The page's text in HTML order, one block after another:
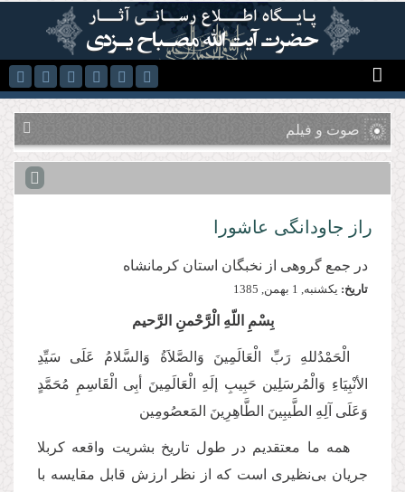
رفتن به محتوای اصلی
صوت و فیلم
راز جاودانگی عاشورا
در جمع گروهی از نخبگان استان كرمانشاه
تاریخ: يكشنبه, 1 بهمن, 1385
بِسْمِ اللّهِ الْرَّحْمنِ الرَّحیم
الْحَمْدُللهِ رَبِّ الْعَالَمِینَ وَالصَّلاَةُ وَالسَّلامُ عَلَی سَیِّدِ
الأنْبِیَاءِ وَالْمُرسَلِین حَبِیبِ إلَهِ الْعَالَمِینَ أبِی الْقَاسِمِ مُحَمَّدٍ
وَعَلَی آلِهِ الطَّیبِینَ الطَّاهِرِینَ المَعصُومِین
همه ما معتقدیم در طول تاریخ بشریت واقعه كربلا
جریان بی‌‌نظیری است كه از نظر ارزش قابل مقایسه با